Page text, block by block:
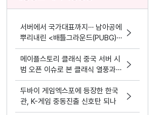
서버에서 국가대표까지… 남아공에
뿌리내린 <배틀그라운드(PUBG)
모바일>
메이플스토리 클래식 중국 서버 시
범 오픈 이슈로 본 클래식 열풍과
시의성
두바이 게임엑스포에 등장한 한국
관, K-게임 중동진출 신호탄 되나